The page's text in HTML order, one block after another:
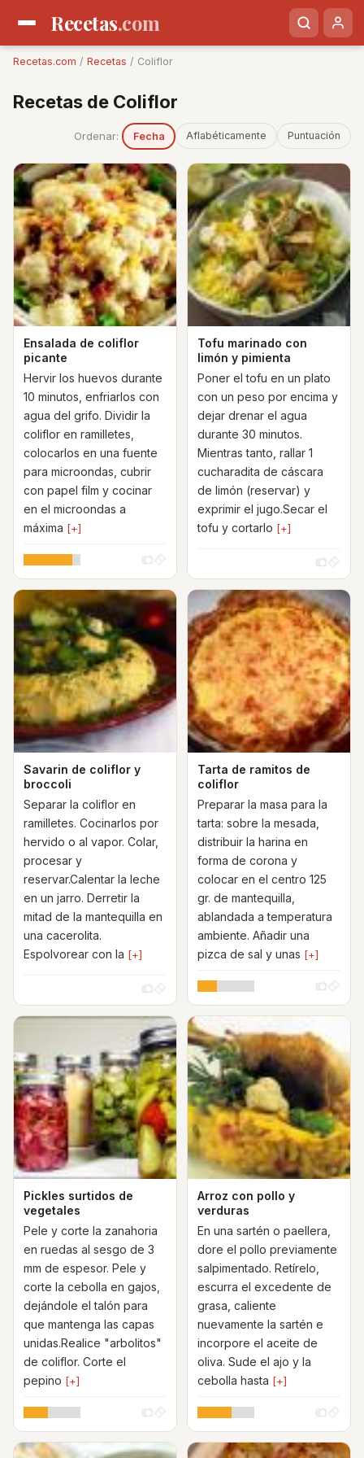
Recetas.com
Recetas.com / Recetas / Coliflor
Recetas de Coliflor
Ordenar: Fecha Aflabéticamente Puntuación
Ensalada de coliflor
picante
Hervir los huevos durante
10 minutos, enfriarlos con
agua del grifo. Dividir la
coliflor en ramilletes,
colocarlos en una fuente
para microondas, cubrir
con papel film y cocinar
en el microondas a
máxima [+]
Tofu marinado con
limón y pimienta
Poner el tofu en un plato
con un peso por encima y
dejar drenar el agua
durante 30 minutos.
Mientras tanto, rallar 1
cucharadita de cáscara
de limón (reservar) y
exprimir el jugo.Secar el
tofu y cortarlo [+]
Savarin de coliflor y
broccoli
Separar la coliflor en
ramilletes. Cocinarlos por
hervido o al vapor. Colar,
procesar y
reservar.Calentar la leche
en un jarro. Derretir la
mitad de la mantequilla en
una cacerolita.
Espolvorear con la [+]
Tarta de ramitos de
coliflor
Preparar la masa para la
tarta: sobre la mesada,
distribuir la harina en
forma de corona y
colocar en el centro 125
gr. de mantequilla,
ablandada a temperatura
ambiente. Añadir una
pizca de sal y unas [+]
Pickles surtidos de
vegetales
Pele y corte la zanahoria
en ruedas al sesgo de 3
mm de espesor. Pele y
corte la cebolla en gajos,
dejándole el talón para
que mantenga las capas
unidas.Realice "arbolitos"
de coliflor. Corte el
pepino [+]
Arroz con pollo y
verduras
En una sartén o paellera,
dore el pollo previamente
salpimentado. Retírelo,
escurra el excedente de
grasa, caliente
nuevamente la sartén e
incorpore el aceite de
oliva. Sude el ajo y la
cebolla hasta [+]